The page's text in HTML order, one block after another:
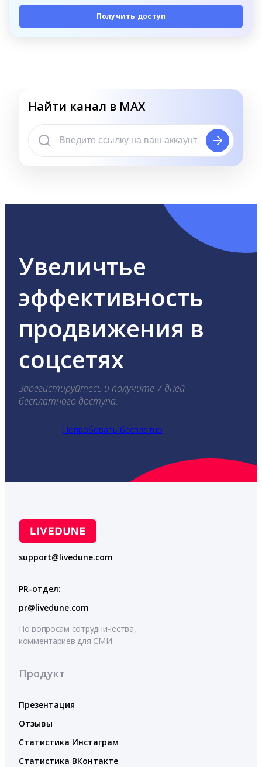
Получить доступ
Найти канал в MAX
Увеличтье
эффективность
продвижения в
соцсетях
Зарегистируйтесь и получите 7 дней
бесплатного доступа.
Попробовать бесплатно
support@livedune.com
PR-отдел:
pr@livedune.com
По вопросам сотрудничества,
комментариев для СМИ
Продукт
Презентация
Отзывы
Статистика Инстаграм
Статистика ВКонтакте